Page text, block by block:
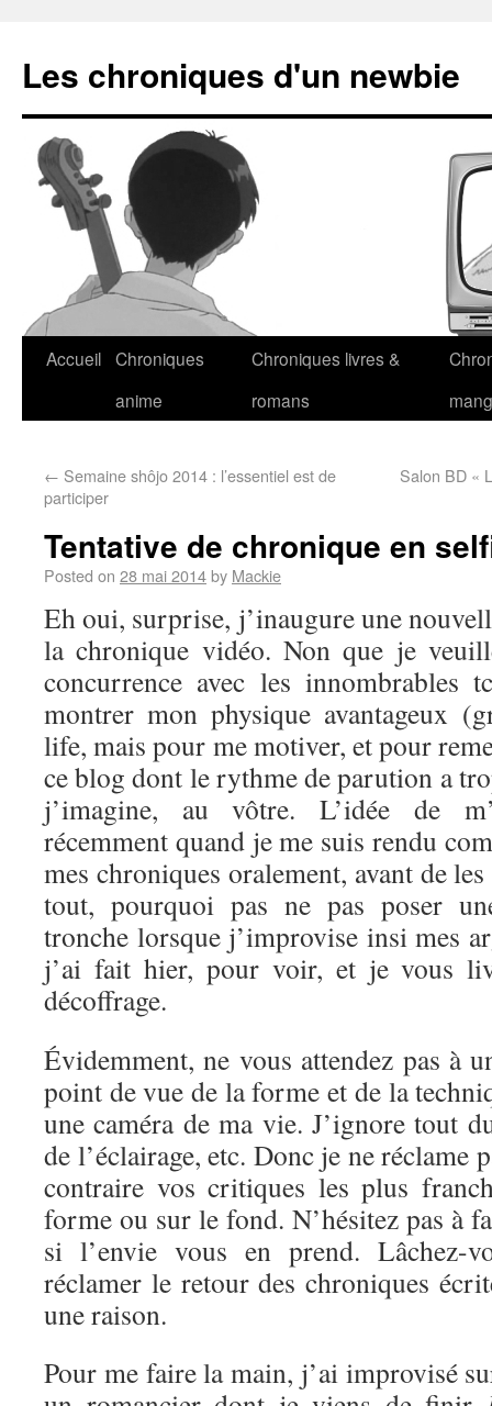
Les chroniques d'un newbie
Accueil Chroniques
anime
Chroniques livres &
romans
← Semaine shôjo 2014 : l’essentiel est de
participer
Salon BD «
Tentative de chronique en
Posted on 28 mai 2014by Mackie
Eh oui, surprise, j’inaugure une
la chronique vidéo. Non que je
concurrence avec les innombrables
montrer mon physique avantageux
life, mais pour me motiver, et pour
ce blog dont le rythme de parution a
j’imagine, au vôtre. L’idée de
récemment quand je me suis rendu
mes chroniques oralement, avant de
tout, pourquoi pas ne pas poser
tronche lorsque j’improvise insi mes
j’ai fait hier, pour voir, et je vous
décoffrage.
Évidemment, ne vous attendez pas à
point de vue de la forme et de la
une caméra de ma vie. J’ignore tout
de l’éclairage, etc. Donc je ne réclame
contraire vos critiques les plus
forme ou sur le fond. N’hésitez pas à
si l’envie vous en prend. Lâchez-
réclamer le retour des chroniques
une raison.
Pour me faire la main, j’ai improvisé